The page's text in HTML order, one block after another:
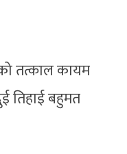
तत्काल कायम
तिहाई बहुमत